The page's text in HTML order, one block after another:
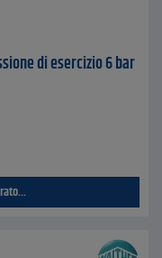
di esercizio 6 bar